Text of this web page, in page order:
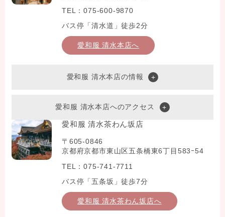
TEL：075-600-9870
バス停「清水道」徒歩2分
愛和服 清水本店へ
愛和服 清水本店の情報
愛和服 清水本店へのアクセス
愛和服 清水茶わん坂店
〒605-0846
京都府京都市東山区五条橋東6丁目583ｰ54
TEL：075-741-7711
バス停「五条坂」徒歩7分
愛和服 清水茶わん坂店へ